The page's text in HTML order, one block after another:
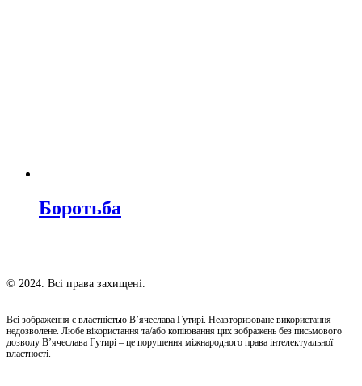
Боротьба
© 2024. Всі права захищені.
Всі зображення є властністью В’ячеслава Гутирі. Неавторизоване використання
недозволене. Любе вікористання та/або копіювання цих зображень без письмового
дозволу В’ячеслава Гутирі – це порушення міжнародного права інтелектуальної
властності.